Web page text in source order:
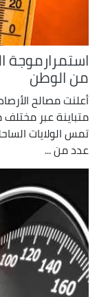
استمرارموجة
من الوطن
أعلنت مصالح
متباينة عبر
تمس الولايات
عدد من ...